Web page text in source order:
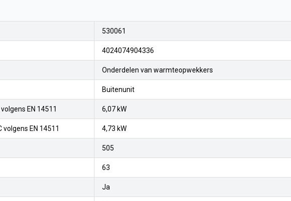
530061
4024074904336
Onderdelen van warmteopwekkers
Buitenunit
EN 14511 6,07 kW
EN 14511 4,73 kW
505
63
Ja